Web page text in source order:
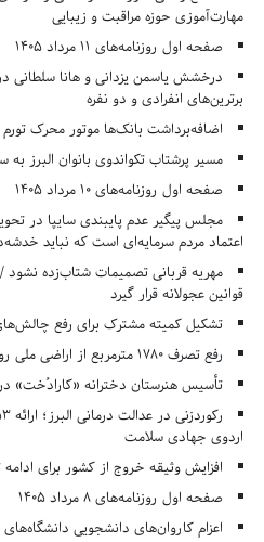
مهارت‌آموزی حوزه مراقبت و زیبایی
صفحه اول روزنامه‌های 11 مرداد 1405
درخشش یاسمن یزدانی و هانا سلطانی
برترین‌های انفرادی و دو نفره
اضافه‌برداشت بانک‌ها موتور محرک
مسیر پرشتاب تکواندوی بانوان البرز
صفحه اول روزنامه‌های 10 مرداد 1405
مجلس پیگیر عدم پایبندی سایپا در
اعتماد مردم سرمایه‌ای است که نباید
مهریه قربانی تصمیمات شتاب‌زده نشود
قوانین عجولانه قرار گیرد
تشکیل کمیته مشترک برای رفع
رفع تصرف ۱۷۸۰ مترمربع از اراضی ملی روستای سرودار کرج
تأسیس هنرستان دخترانه «کارادُخت» در
اردوی جهادی سلامت
افزایش وثیقه خروج از کشور برای ادامه تحصیل به
صفحه اول روزنامه‌های 8 مرداد 1405
اعزام کاروان‌های دانشجویی